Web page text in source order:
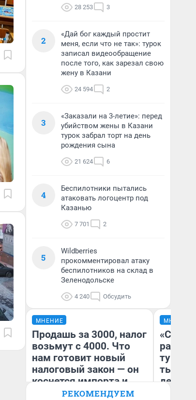
28 253 3
2
«Дай бог каждый простит
меня, если что не так»: турок
записал видеообращение
после того, как зарезал свою
жену в Казани
24 594 2
3
«Заказали на 3-летие»: перед
убийством жены в Казани
турок забрал торт на день
рождения сына
21 624 6
4
Беспилотники пытались
атаковать логоцентр под
Казанью
7 701 2
5
Wildberries
прокомментировал атаку
беспилотников на склад в
Зеленодольске
4 240 Обсудить
МНЕНИЕ
Продашь за 3000, налог
возьмут с 4000. Что
нам готовит новый
налоговый закон — он
коснется импорта и
даже репетиторов
МНЕНИЕ
тысяч,
день
РЕКОМЕНДУЕМ